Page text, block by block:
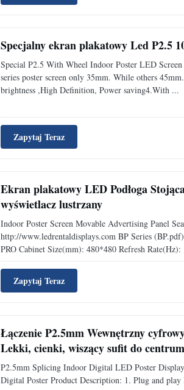
Specjalny ekran plakatowy Led P2.5
Special P2.5 With Wheel Indoor Poster LED
series poster screen only 35mm. While others
brightness ,High Definition, Power saving4.With ...
Zapytaj Teraz
Ekran plakatowy LED Podłoga
wyświetlacz lustrzany
Indoor Poster Screen Movable Advertising Panel
http://www.ledrentaldisplays.com BP Series
PRO Cabinet Size(mm): 480*480 Refresh
Zapytaj Teraz
Łączenie P2.5mm Wewnętrzny
Lekki, cienki, wiszący sufit do
P2.5mm Splicing Indoor Digital LED Poster
Digital Poster Product Description: 1. Plug and